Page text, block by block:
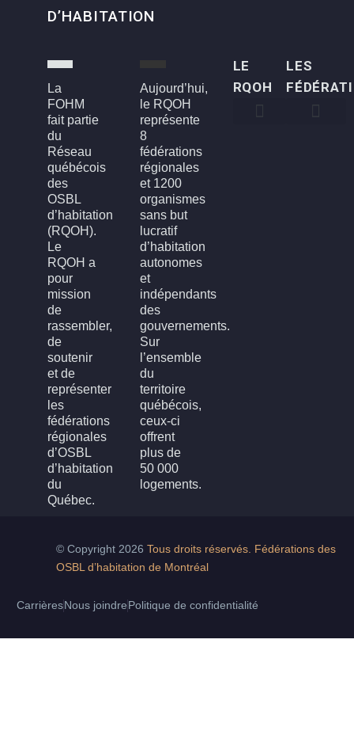
D’HABITATION
La
FOHM
fait partie
du
Réseau
québécois
des
OSBL
d’habitation
(RQOH).
Le
RQOH a
pour
mission
de
rassembler,
de
soutenir
et de
représenter
les
fédérations
régionales
d’OSBL
d’habitation
du
Québec.
Aujourd’hui,
le RQOH
représente
8
fédérations
régionales
et 1200
organismes
sans but
lucratif
d’habitation
autonomes
et
indépendants
des
gouvernements.
Sur
l’ensemble
du
territoire
québécois,
ceux-ci
offrent
plus de
50 000
logements.
LE
RQOH
LES
© Copyright 2026 Tous droits réservés. Fédérations des
OSBL d’habitation de Montréal
Carrières Nous joindre Politique de confidentialité